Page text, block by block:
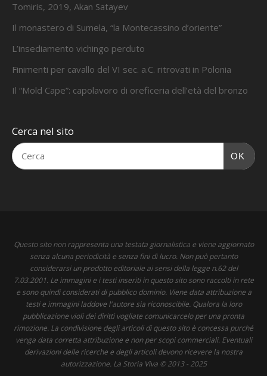
Tomiris, 2019, Akan Satayev
Il monastero di Sumela, “la Montecassino d’oriente”
L’insediamento vichingo perduto
Finimenti per cavallo del VI sec. a.C. ritrovati in Polonia
Il “Mold Cape”: capolavoro di oreficeria dell’età del bronzo
Cerca nel sito
OK
Questo sito non rappresenta una testata giornalistica e viene aggiornato
senza alcuna periodicità e senza fini di lucro. Non può pertanto
considerarsi un prodotto editoriale ai sensi della legge n.62 del
7.03.2001. Le immagini e i testi inseriti in questo sito sono raccolti in rete
e sono quindi considerati di pubblico dominio. Viene data attribuzione a
testi e immagini laddove l'autore sia riconoscibile. Qualora la loro
pubblicazione violi dei diritti vogliate comunicarcelo per una pronta
rimozione. La condivisione degli articoli di questo sito è concessa purché
venga data corretta attribuzione e non per scopi commerciali. Eventuali
derivazioni delle ricerche e degli articoli devono ricevere la nostra
autorizzazione. La Storia Viva © 2013 - 2025